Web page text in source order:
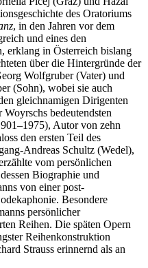
des Oratoriums
, in den Jahren vor dem
und eines den
erklang in Österreich bislang
über die Hintergründe der
Wolfgruber (Vater) und
(Sohn), wobei sie auch
gleichnamigen Dirigenten
bedeutendsten
Autor von zehn
den ersten Teil des
Andreas Schultz (Wedel),
vom persönlichen
Biographie und
von einer post-
Besondere
persönlicher
Reihen. Die späten Opern
Reihenkonstruktion
Strauss erinnernd als an